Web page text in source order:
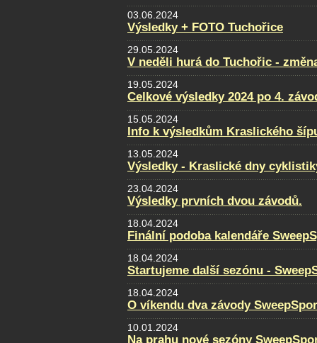
03.06.2024
Výsledky + FOTO Tuchořice
29.05.2024
V neděli hurá do Tuchořic -
19.05.2024
Celkové výsledky 2024 po 4.
15.05.2024
Info k výsledkům Kraslického
13.05.2024
Výsledky - Kraslické dny
23.04.2024
Výsledky prvních dvou závodů.
18.04.2024
Finální podoba kalendáře
18.04.2024
Startujeme další sezónu -
18.04.2024
O víkendu dva závody
10.01.2024
Na prahu nové sezóny